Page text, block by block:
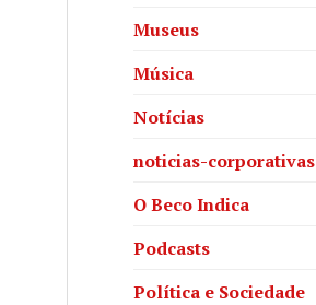
Museus
Música
Notícias
noticias-corporativas
O Beco Indica
Podcasts
Política e Sociedade